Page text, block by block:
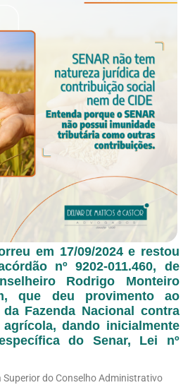
em 17/09/2024 e restou
nº 9202-011.460, de
Rodrigo Monteiro
que deu provimento ao
Fazenda Nacional contra
dando inicialmente
do Senar, Lei nº
Superior do Conselho Administrativo